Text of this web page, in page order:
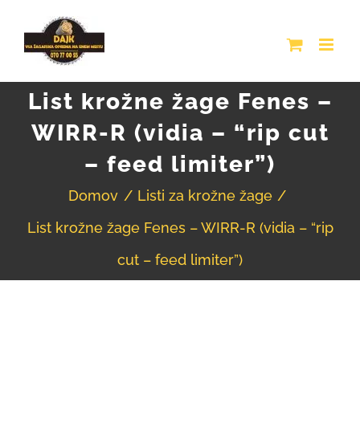
List krožne žage Fenes –
WIRR-R (vidia – “rip cut
– feed limiter”)
Domov
Listi za krožne žage
List krožne žage Fenes – WIRR-R (vidia – “rip
cut – feed limiter”)